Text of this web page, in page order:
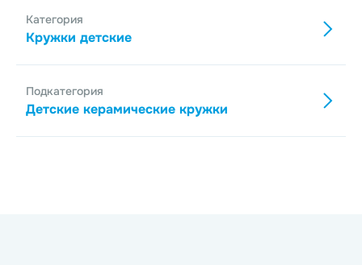
Категория
Кружки детские
Подкатегория
Детские керамические кружки